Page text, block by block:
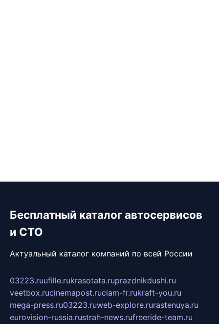
Бесплатный каталог автосервисов
и СТО
Актуальный каталог компаний по всей России
03223.ruufille.rukrasotata.ruprazdnikdushi.ru
veetbox.rucinemapost.ruciam-fr.rukraft-you.ru
mega-press.ru03223.ruweb-explore.rurastenuya.ru
eurovision-russia.rustrah-news.rufreeride-team.ru